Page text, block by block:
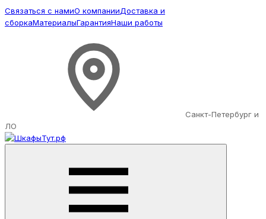
Связаться с намиО компанииДоставка и
сборкаМатериалыГарантияНаши работы
Санкт-Петербург и
ЛО